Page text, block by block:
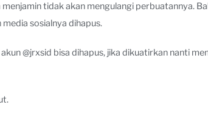
tidak akan mengulangi perbuatannya.
sosialnya dihapus.
@jrxsid bisa dihapus, jika dikuatirkan nanti